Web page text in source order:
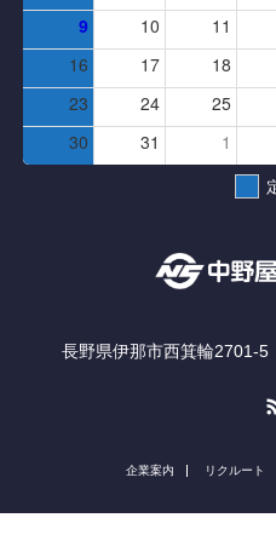
9
10 11
16
17 18
23
24 25
30
31 1
長野県伊那市西箕輪2701-
企業案内 リクルート